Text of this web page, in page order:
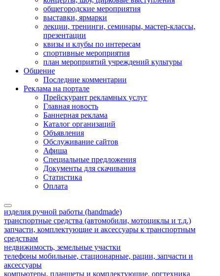
общегородские мероприятия
выставки, ярмарки
лекции, тренинги, семинары, мастер-классы,
презентации
квизы и клубы по интересам
спортивные мероприятия
план мероприятий учреждений культуры
Общение
Последние комментарии
Реклама на портале
Прейскурант рекламных услуг
Главная новость
Баннерная реклама
Каталог организаций
Объявления
Обслуживание сайтов
Афиша
Специальные предложения
Документы для скачивания
Статистика
Оплата
изделия ручной работы (handmade)
транспортные средства (автомобили, мотоциклы и т.д.)
запчасти, комплектующие и аксессуары к транспортным
средствам
недвижимость, земельные участки
телефоны мобильные, стационарные, рации, запчасти и
аксессуары
компьютеры, планшеты и комплектующие, оргтехника